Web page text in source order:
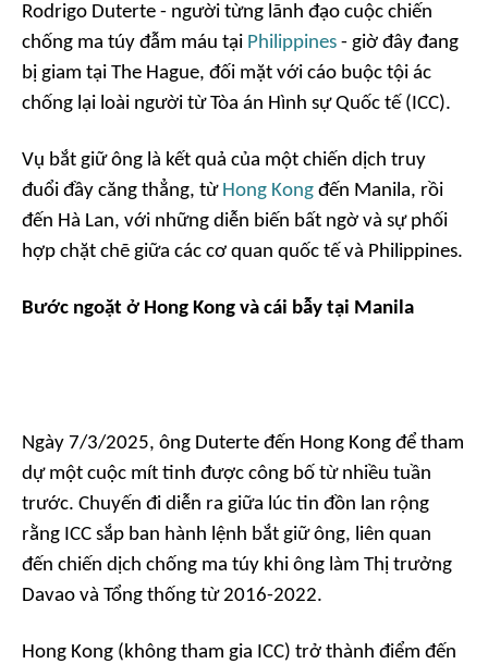
Rodrigo Duterte - người từng lãnh đạo cuộc chiến
chống ma túy đẫm máu tại Philippines - giờ đây đang
bị giam tại The Hague, đối mặt với cáo buộc tội ác
chống lại loài người từ Tòa án Hình sự Quốc tế (ICC).
Vụ bắt giữ ông là kết quả của một chiến dịch truy
đuổi đầy căng thẳng, từ Hong Kong đến Manila, rồi
đến Hà Lan, với những diễn biến bất ngờ và sự phối
hợp chặt chẽ giữa các cơ quan quốc tế và Philippines.
Bước ngoặt ở Hong Kong và cái bẫy tại Manila
Ngày 7/3/2025, ông Duterte đến Hong Kong để tham
dự một cuộc mít tinh được công bố từ nhiều tuần
trước. Chuyến đi diễn ra giữa lúc tin đồn lan rộng
rằng ICC sắp ban hành lệnh bắt giữ ông, liên quan
đến chiến dịch chống ma túy khi ông làm Thị trưởng
Davao và Tổng thống từ 2016-2022.
Hong Kong (không tham gia ICC) trở thành điểm đến